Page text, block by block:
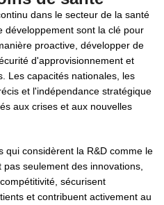
dans le secteur de la santé
développement sont la clé pour
proactive, développer de
d'approvisionnement et
Les capacités nationales, les
et l'indépendance stratégique
aux crises et aux nouvelles
qui considèrent la R&D comme le
seulement des innovations,
sécurisent
et contribuent activement au